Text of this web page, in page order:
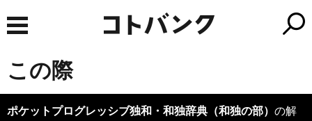
この際
ポケットプログレッシブ独和・和独辞典（和独の部） の解